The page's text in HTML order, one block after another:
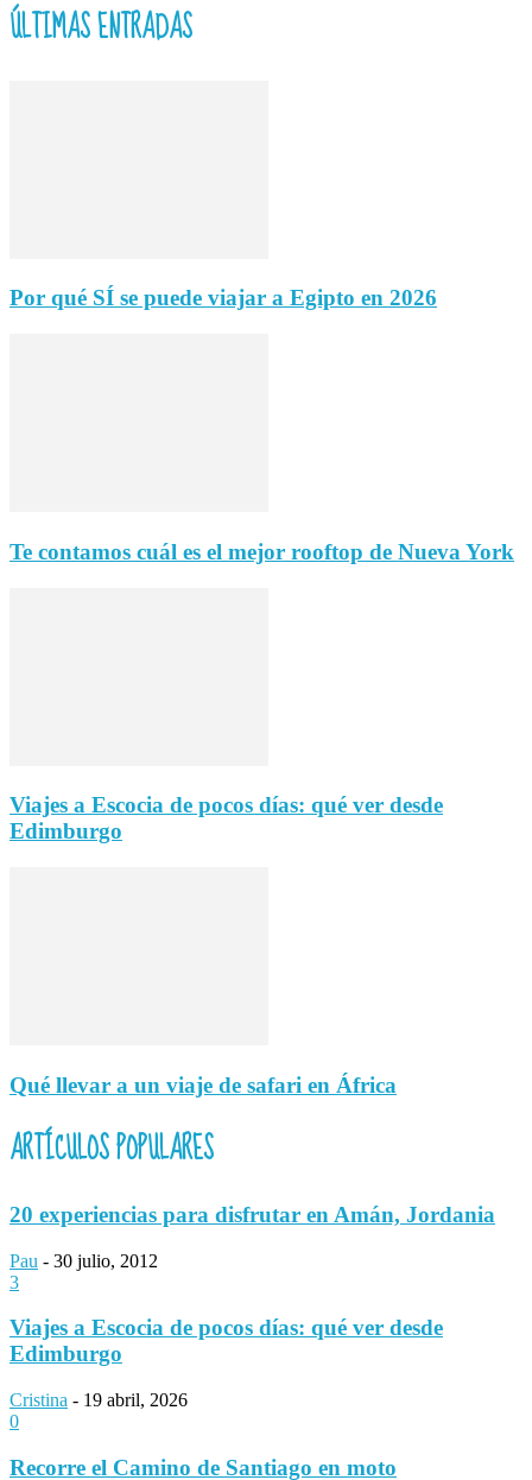
ÚLTIMAS ENTRADAS
Por qué SÍ se puede viajar a Egipto en 2026
Te contamos cuál es el mejor rooftop de Nueva York
Viajes a Escocia de pocos días: qué ver desde
Edimburgo
Qué llevar a un viaje de safari en África
ARTÍCULOS POPULARES
20 experiencias para disfrutar en Amán, Jordania
Pau - 30 julio, 2012
3
Viajes a Escocia de pocos días: qué ver desde
Edimburgo
Cristina - 19 abril, 2026
0
Recorre el Camino de Santiago en moto